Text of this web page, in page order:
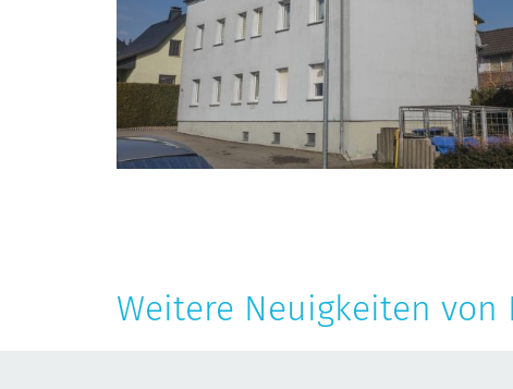
Weitere Neuigkeiten von